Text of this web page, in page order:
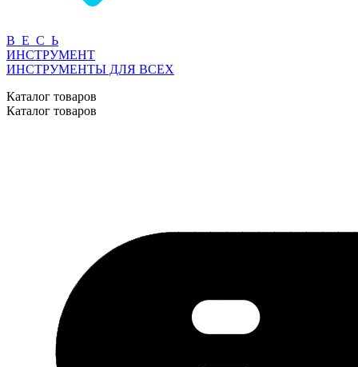
В Е С Ь
ИНСТРУМЕНТ
ИНСТРУМЕНТЫ ДЛЯ ВСЕХ
Каталог товаров
Каталог товаров